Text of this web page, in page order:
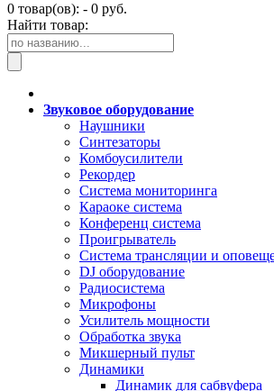
0 товар(ов): - 0 руб.
Найти товар:
Звуковое оборудование
Наушники
Синтезаторы
Комбоусилители
Рекордер
Система мониторинга
Караоке система
Конференц система
Проигрыватель
Система трансляции и
DJ оборудование
Радиосистема
Микрофоны
Усилитель мощности
Обработка звука
Микшерный пульт
Динамики
Динамик для сабвуфера